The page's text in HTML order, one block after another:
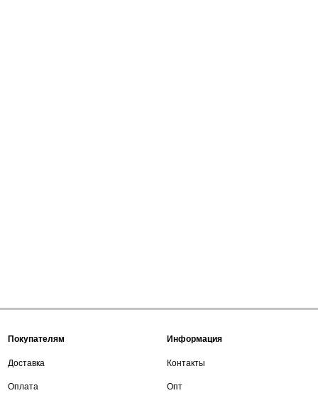
Покупателям
Доставка
Оплата
Информация
Контакты
Опт